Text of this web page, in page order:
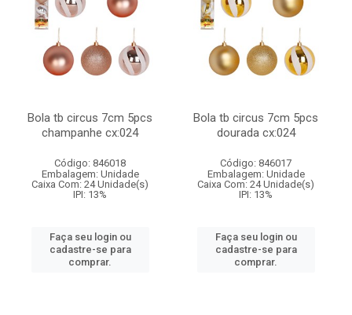
Bola tb circus 7cm 5pcs
champanhe cx:024
Código: 846018
Embalagem: Unidade
Caixa Com: 24 Unidade(s)
IPI: 13%
Faça seu login ou
cadastre-se para
comprar.
Bola tb circus 7cm 5pcs
dourada cx:024
Código: 846017
Embalagem: Unidade
Caixa Com: 24 Unidade(s)
IPI: 13%
Faça seu login ou
cadastre-se para
comprar.